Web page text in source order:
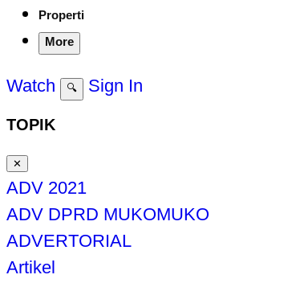
Properti
More
Watch 🔍 Sign In
TOPIK
✕
ADV 2021
ADV DPRD MUKOMUKO
ADVERTORIAL
Artikel